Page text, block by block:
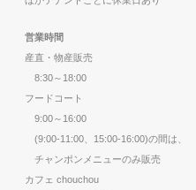
営業時間
産直・物産販売
8:30～18:00
フードコート
9:00～16:00
(9:00-11:00、15:00-16:00)の間は、
チャンポンメニューのみ販売
カフェ chouchou